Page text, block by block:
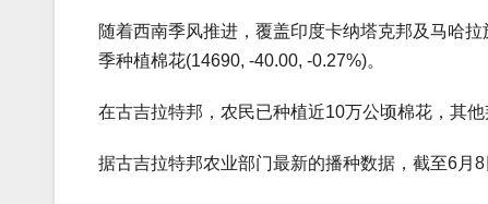
随着西南季风推进，覆盖印度卡纳塔克邦及马哈
季种植棉花(14690, -40.00, -0.27%)。
在古吉拉特邦，农民已种植近10万公顷棉花，其他
据古吉拉特邦农业部门最新的播种数据，截至6月